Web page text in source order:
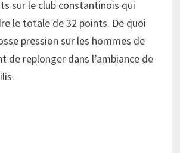
sur le club constantinois qui
le totale de 32 points. De quoi
pression sur les hommes de
de replonger dans l’ambiance de